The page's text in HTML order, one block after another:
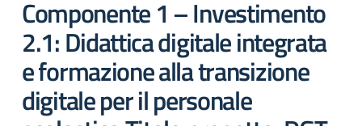
Componente 1 – Investimento
2.1: Didattica digitale integrata
e formazione alla transizione
digitale per il personale